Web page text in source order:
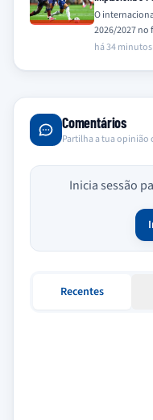
O
2026/2027 no
uma posição
há 34 minutos
Comentários
Partilha a tua opinião
Inicia sessão
Recentes